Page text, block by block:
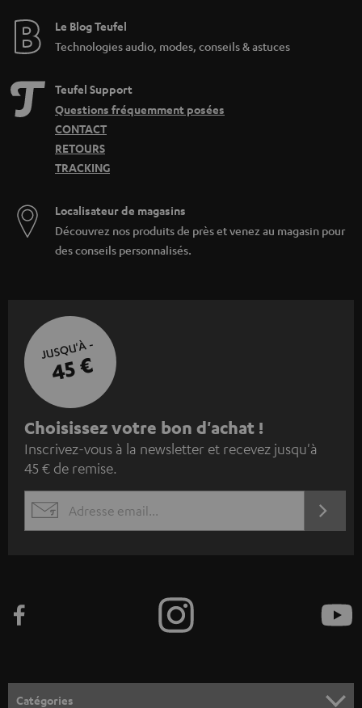
Le Blog Teufel
Technologies audio, modes, conseils & astuces
Teufel Support
Questions fréquemment posées
CONTACT
RETOURS
TRACKING
Localisateur de magasins
Découvrez nos produits de près et venez au magasin pour
des conseils personnalisés.
JUSQU'À -
45 €
I
n
s
c
z
o
Choisissez votre bon d'achat !
Inscrivez-vous à la newsletter et recevez jusqu'à
45 € de remise.
EMAIL
Catégories